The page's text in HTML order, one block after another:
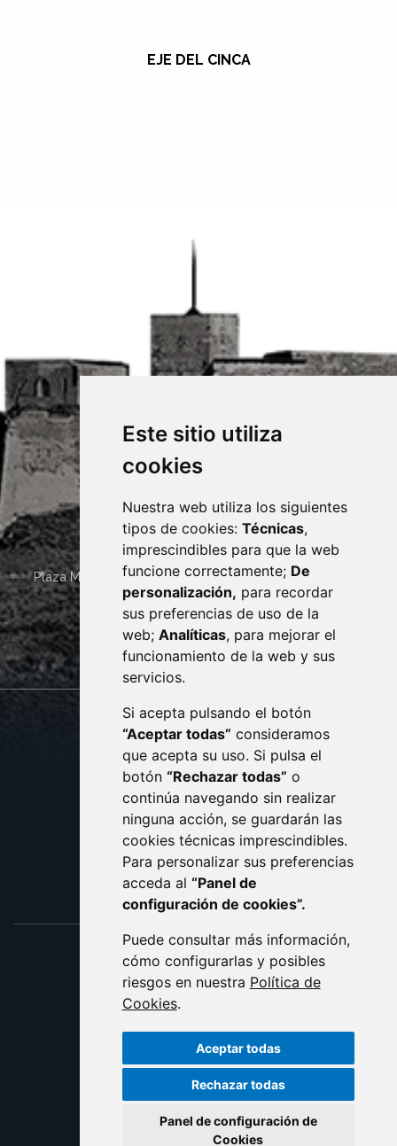
Este sitio utiliza
cookies
Nuestra web utiliza los siguientes
tipos de cookies: Técnicas,
imprescindibles para que la web
funcione correctamente; De
personalización, para recordar
sus preferencias de uso de la
web; Analíticas, para mejorar el
funcionamiento de la web y sus
servicios.
Si acepta pulsando el botón
“Aceptar todas” consideramos
que acepta su uso. Si pulsa el
botón “Rechazar todas” o
continúa navegando sin realizar
ninguna acción, se guardarán las
cookies técnicas imprescindibles.
Para personalizar sus preferencias
acceda al “Panel de
configuración de cookies”.
Puede consultar más información,
cómo configurarlas y posibles
riesgos en nuestra Política de
Cookies.
Aceptar todas
Rechazar todas
Panel de configuración de
Cookies
EJE DEL CINCA
Plaza Mayor 4 22400 MONZÓN - ARAGÓN (ESPAÑA)
· (34) 974 400 700 ·
sac@monzon.es
monzon.es
CONTACTO
AVISO LEGAL
PROTECCIÓN DE DATOS
POLÍTICA DE COOKIES
ACCESIBILIDAD
ENLACE EXTERNO AL